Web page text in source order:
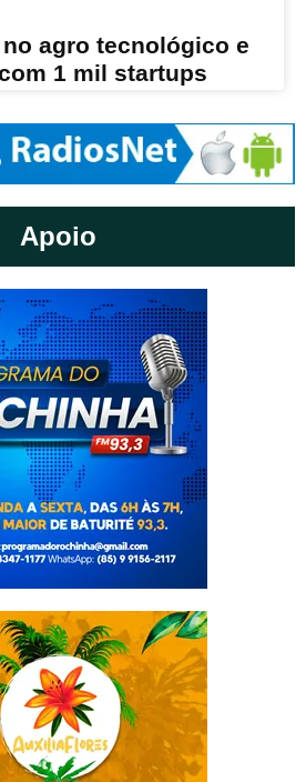
agro tecnológico e
1 mil startups
Apoio